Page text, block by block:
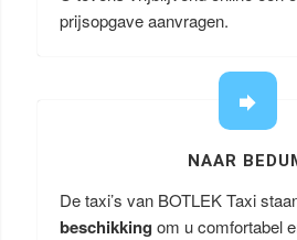
prijsopgave aanvragen.
NAAR
De taxi’s van BOTLEK Taxi
beschikking om u comfortabel